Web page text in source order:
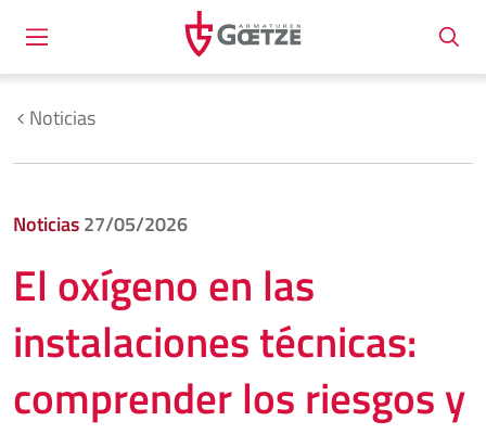
Noticias
Noticias27/05/2026
El oxígeno en las
instalaciones técnicas:
comprender los riesgos y